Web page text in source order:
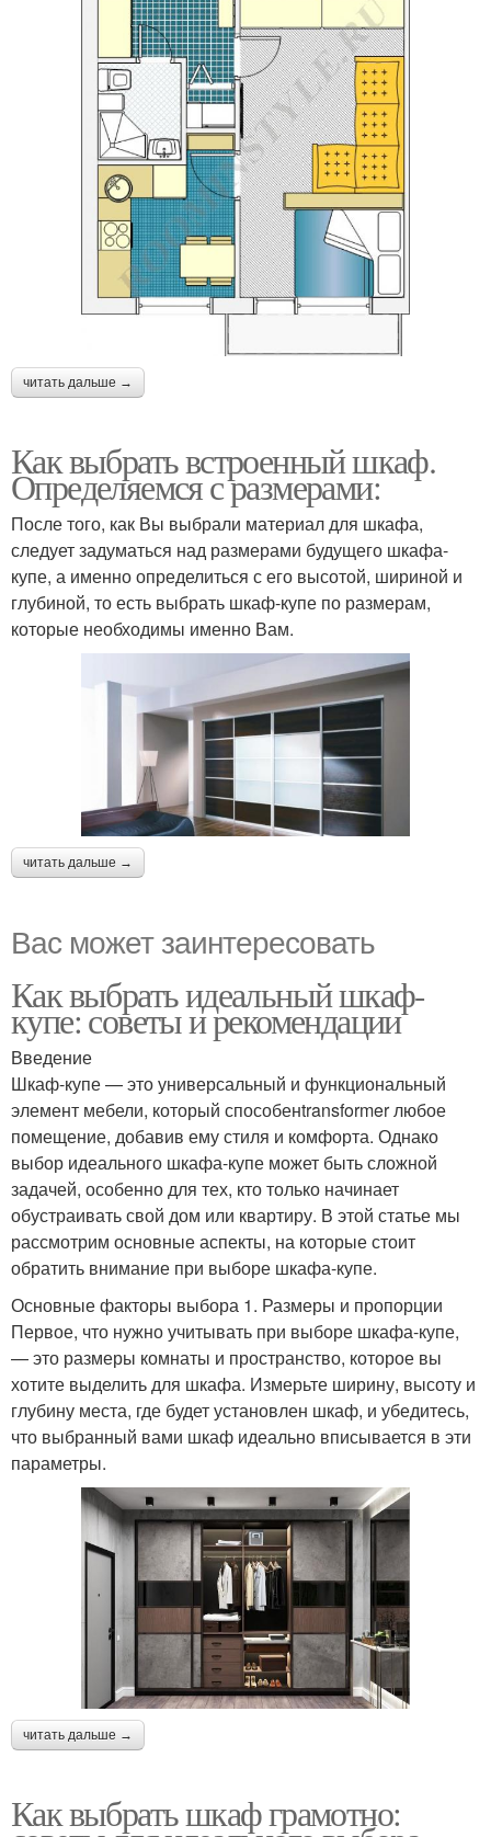
читать дальше →
Как выбрать встроенный шкаф.
Определяемся с размерами:
После того, как Вы выбрали материал для шкафа,
следует задуматься над размерами будущего шкафа-
купе, а именно определиться с его высотой, шириной и
глубиной, то есть выбрать шкаф-купе по размерам,
которые необходимы именно Вам.
читать дальше →
Вас может заинтересовать
Как выбрать идеальный шкаф-
купе: советы и рекомендации
Введение
Шкаф-купе — это универсальный и функциональный
элемент мебели, который способенtransformer любое
помещение, добавив ему стиля и комфорта. Однако
выбор идеального шкафа-купе может быть сложной
задачей, особенно для тех, кто только начинает
обустраивать свой дом или квартиру. В этой статье мы
рассмотрим основные аспекты, на которые стоит
обратить внимание при выборе шкафа-купе.
Основные факторы выбора 1. Размеры и пропорции
Первое, что нужно учитывать при выборе шкафа-купе,
— это размеры комнаты и пространство, которое вы
хотите выделить для шкафа. Измерьте ширину, высоту и
глубину места, где будет установлен шкаф, и убедитесь,
что выбранный вами шкаф идеально вписывается в эти
параметры.
читать дальше →
Как выбрать шкаф грамотно: